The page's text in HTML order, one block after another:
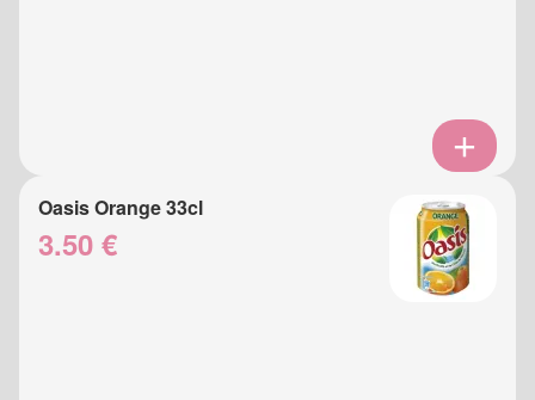
Oasis Orange 33cl
3.50 €